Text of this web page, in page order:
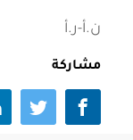
ن.أ-ر.أ
مشاركة